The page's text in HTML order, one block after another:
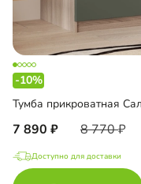
-10%
7 890 8 770
Доступно для доставки